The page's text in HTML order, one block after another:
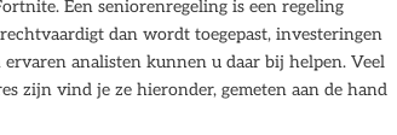
Een seniorenregeling is een regeling
dan wordt toegepast, investeringen
analisten kunnen u daar bij helpen. Veel
zijn vind je ze hieronder, gemeten aan de hand